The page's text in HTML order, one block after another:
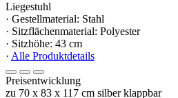
Liegestuhl
· Gestellmaterial: Stahl
· Sitzflächenmaterial: Polyester
· Sitzhöhe: 43 cm
· Alle Produktdetails
Preisentwicklung
zu 70 x 83 x 117 cm silber klappbar